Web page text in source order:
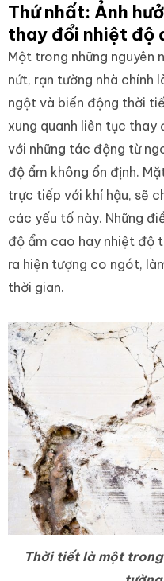
Thứ nhất: Ảnh
thay đổi nhiệt độ
Một trong những nguyên
nứt, rạn tường nhà chính
ngột và biến động thời
xung quanh liên tục thay
với những tác động từ
độ ẩm không ổn định.
trực tiếp với khí hậu, sẽ
các yếu tố này. Những
độ ẩm cao hay nhiệt độ
ra hiện tượng co ngót,
thời gian.
Thời tiết là một